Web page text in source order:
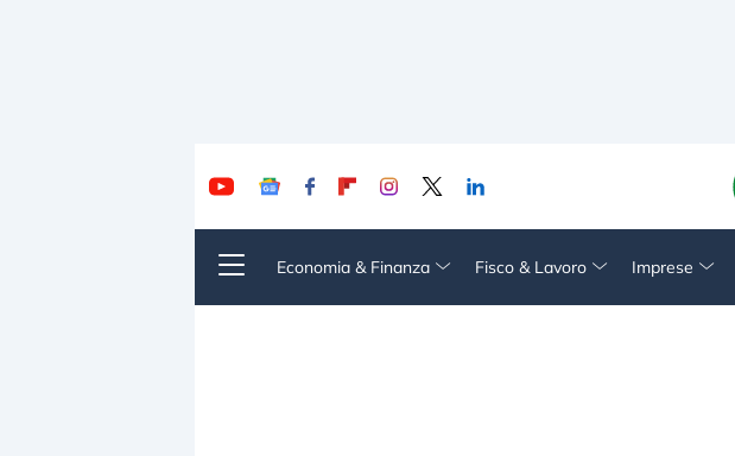
Economia & Finanza Fisco & Lavoro Imprese